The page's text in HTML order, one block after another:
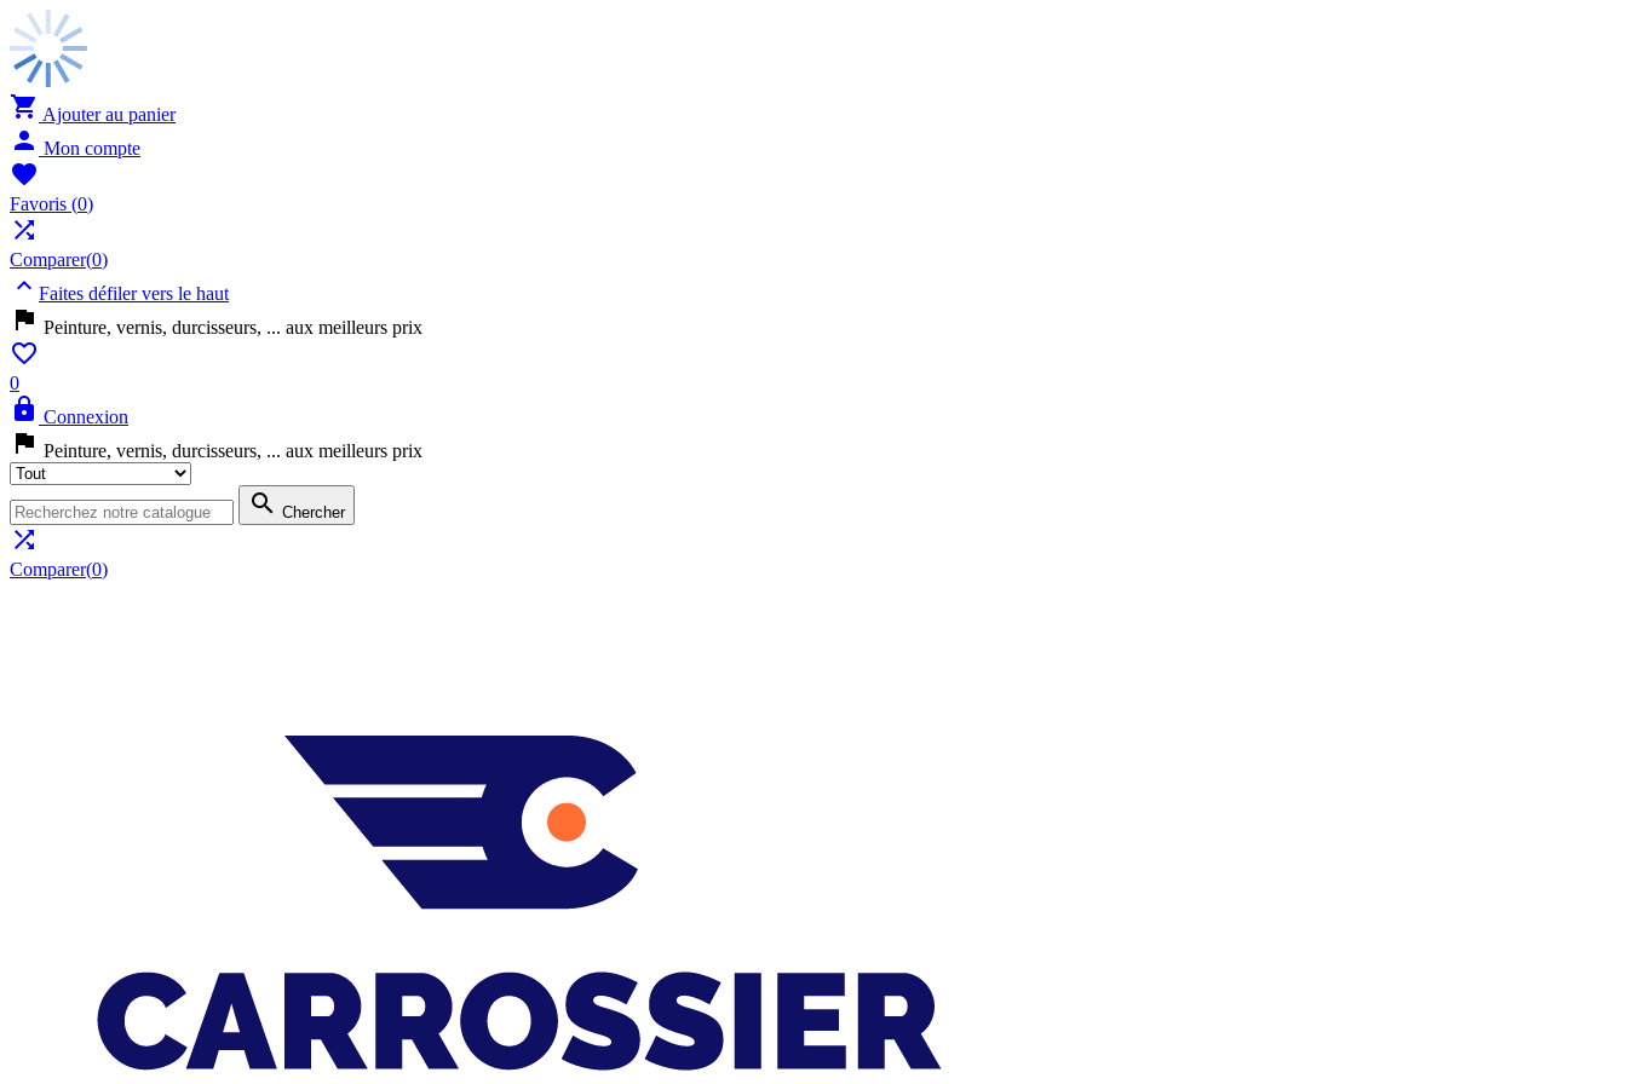
 Ajouter au panier
 Mon compte

Favoris (0)

Comparer(0)
 Faites défiler vers le haut
 Peinture, vernis, durcisseurs, ... aux meilleurs prix

0
 Connexion
 Peinture, vernis, durcisseurs, ... aux meilleurs prix
 Chercher

Comparer(0)